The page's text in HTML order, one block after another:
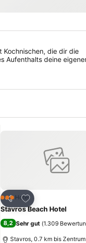
Kochnischen, die dir die
Aufenthalts deine
Teilen
Zu Favoriten
3 SterneHotel
Stavros Beach Hotel
8,2 Sehr gut (1.309
Stavros, 0.7 km bis Zentrum